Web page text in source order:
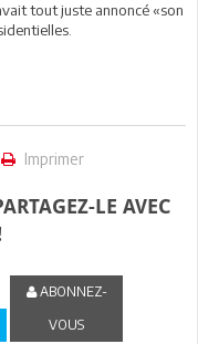
tout juste annoncé «son
Imprimer
LE AVEC
ABONNEZ-
VOUS